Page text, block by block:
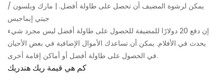
يمكن لرشوة المضيف أن تحصل على طاولة أفضل. | مارك ويلسون /
جيتي إيماجيس
إن دفع 20 دولارًا للمضيفة للحصول على طاولة أفضل ليس مجرد شيء
يحدث في الأفلام. يمكن أن تساعدك الأموال الإضافية في بعض الأحيان
في الحصول على طاولة أفضل أو أماكن إقامة أخرى.
كم هي قيمة ريك هندريك